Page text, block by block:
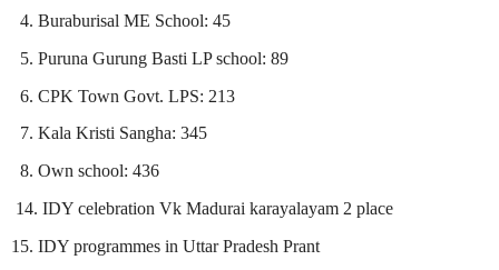
4. Buraburisal ME School: 45
5. Puruna Gurung Basti LP school: 89
6. CPK Town Govt. LPS: 213
7. Kala Kristi Sangha: 345
8. Own school: 436
14. IDY celebration Vk Madurai karayalayam 2 place
15. IDY programmes in Uttar Pradesh Prant